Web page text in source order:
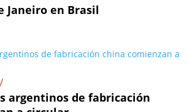
Janeiro en Brasil
argentinos de fabricación